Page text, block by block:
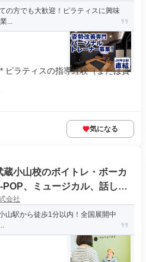
の方でも大歓迎！ピラティスに興味
...
ピラティスの指導経験（または資
気になる
小山校のボイトレ・ボーカ
、ミュージカル、話し
会社
山駅から徒歩1分以内！全国展開中